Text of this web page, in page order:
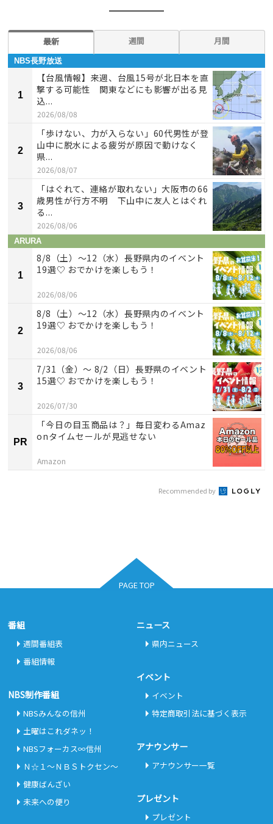
最新 週間 月間
NBS長野放送
1
【台風情報】来週、台風15号が北日本を直
撃する可能性 関東などにも影響が出る見
込...
2026/08/08
2
「歩けない、力が入らない」60代男性が登
山中に脱水による疲労が原因で動けなく
県...
2026/08/07
3
「はぐれて、連絡が取れない」大阪市の66
歳男性が行方不明 下山中に友人とはぐれ
る...
2026/08/06
ARURA
1
8/8（土）〜12（水）長野県内のイベント
19選♡ おでかけを楽しもう！
2026/08/06
2
8/8（土）〜12（水）長野県内のイベント
19選♡ おでかけを楽しもう！
2026/08/06
3
7/31（金）～ 8/2（日）長野県のイベント
15選♡ おでかけを楽しもう！
2026/07/30
PR
「今日の目玉商品は？」毎日変わるAmaz
onタイムセールが見逃せない
Amazon
Recommended by
PAGE TOP
番組
週間番組表
番組情報
NBS制作番組
NBSみんなの信州
土曜はこれダネッ！
NBSフォーカス∞信州
Ｎ☆１～ＮＢＳトクセン～
健康ばんざい
未来への便り
ニュース
県内ニュース
イベント
イベント
特定商取引法に基づく表示
アナウンサー
アナウンサー一覧
プレゼント
プレゼント